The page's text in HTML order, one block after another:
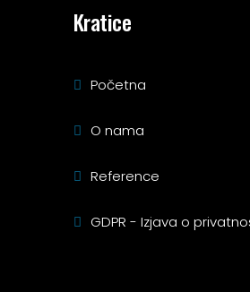
Kratice
Početna
O nama
Reference
GDPR - Izjava o